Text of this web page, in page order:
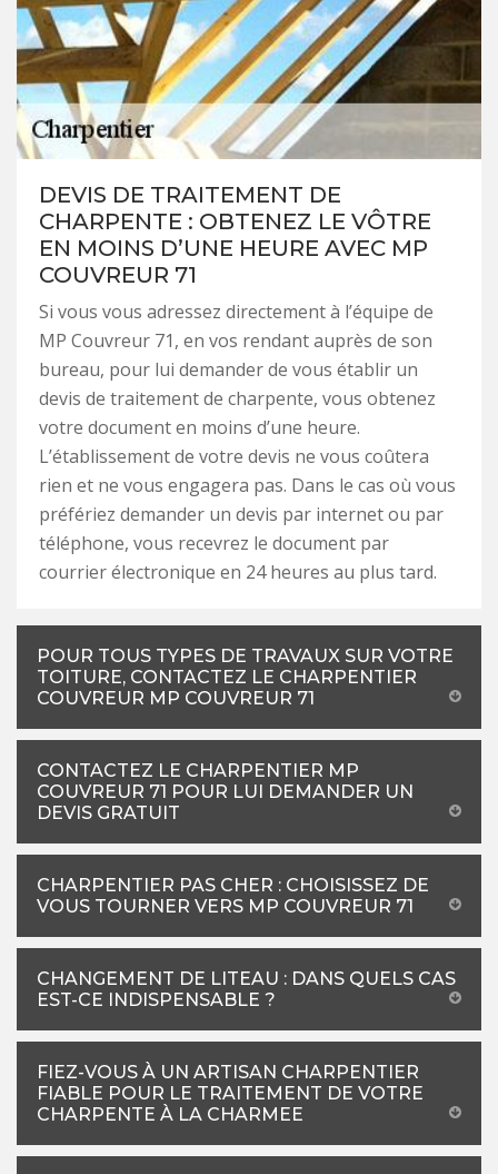
DEVIS DE TRAITEMENT DE
CHARPENTE : OBTENEZ LE VÔTRE
EN MOINS D’UNE HEURE AVEC MP
COUVREUR 71
Si vous vous adressez directement à l’équipe de
MP Couvreur 71, en vos rendant auprès de son
bureau, pour lui demander de vous établir un
devis de traitement de charpente, vous obtenez
votre document en moins d’une heure.
L’établissement de votre devis ne vous coûtera
rien et ne vous engagera pas. Dans le cas où vous
préfériez demander un devis par internet ou par
téléphone, vous recevrez le document par
courrier électronique en 24 heures au plus tard.
POUR TOUS TYPES DE TRAVAUX SUR VOTRE
TOITURE, CONTACTEZ LE CHARPENTIER
COUVREUR MP COUVREUR 71
CONTACTEZ LE CHARPENTIER MP
COUVREUR 71 POUR LUI DEMANDER UN
DEVIS GRATUIT
CHARPENTIER PAS CHER : CHOISISSEZ DE
VOUS TOURNER VERS MP COUVREUR 71
CHANGEMENT DE LITEAU : DANS QUELS CAS
EST-CE INDISPENSABLE ?
FIEZ-VOUS À UN ARTISAN CHARPENTIER
FIABLE POUR LE TRAITEMENT DE VOTRE
CHARPENTE À LA CHARMEE